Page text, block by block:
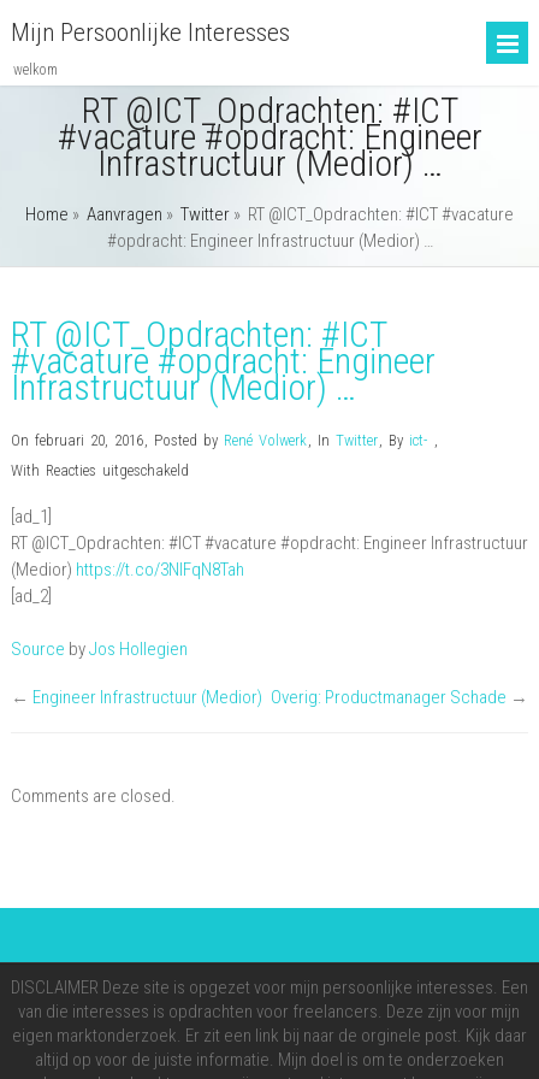
Mijn Persoonlijke Interesses
welkom
RT @ICT_Opdrachten: #ICT
#vacature #opdracht: Engineer
Infrastructuur (Medior) …
Home » Aanvragen » Twitter » RT @ICT_Opdrachten: #ICT #vacature
#opdracht: Engineer Infrastructuur (Medior) …
RT @ICT_Opdrachten: #ICT
#vacature #opdracht: Engineer
Infrastructuur (Medior) …
On februari 20, 2016, Posted by René Volwerk, In Twitter, By ict- ,
With Reacties uitgeschakeldvoor
#ICT
(Medior)
[ad_1]
RT @ICT_Opdrachten: #ICT #vacature #opdracht: Engineer Infrastructuur
(Medior) https://t.co/3NlFqN8Tah
[ad_2]
Source byJos Hollegien
← Engineer Infrastructuur (Medior) Overig: Productmanager Schade →
Comments are closed.
DISCLAIMER Deze site is opgezet voor mijn persoonlijke interesses. Een
van die interesses is opdrachten voor freelancers. Deze zijn voor mijn
eigen marktonderzoek. Er zit een link bij naar de orginele post. Kijk daar
altijd op voor de juiste informatie. Mijn doel is om te onderzoeken